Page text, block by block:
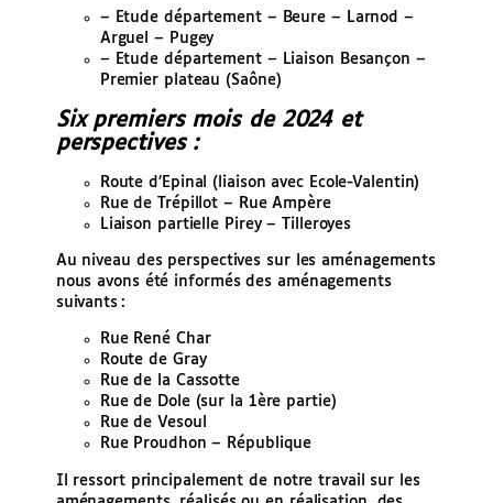
– Etude département – Beure – Larnod –
Arguel – Pugey
– Etude département – Liaison Besançon –
Premier plateau (Saône)
Six premiers mois de 2024 et
perspectives :
Route d’Epinal (liaison avec Ecole-Valentin)
Rue de Trépillot – Rue Ampère
Liaison partielle Pirey – Tilleroyes
Au niveau des perspectives sur les aménagements
nous avons été informés des aménagements
suivants :
Rue René Char
Route de Gray
Rue de la Cassotte
Rue de Dole (sur la 1ère partie)
Rue de Vesoul
Rue Proudhon – République
Il ressort principalement de notre travail sur les